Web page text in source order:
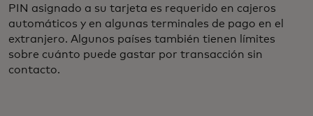
PIN asignado a su tarjeta es requerido en cajeros
automáticos y en algunas terminales de pago en el
extranjero. Algunos países también tienen límites
sobre cuánto puede gastar por transacción sin
contacto.